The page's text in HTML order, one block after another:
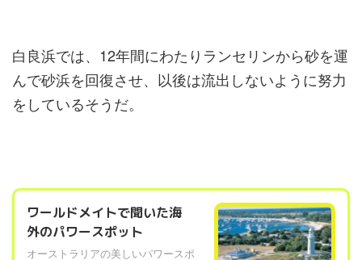
白良浜では、12年間にわたりランセリンから砂を運
んで砂浜を回復させ、以後は流出しないように努力
をしているそうだ。
ワールドメイトで聞いた海
外のパワースポット
オーストラリアの美しいパワースポ